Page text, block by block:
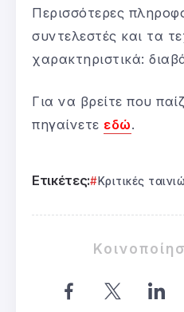
Περισσότερες
συντελεστές και τα
χαρακτηριστικά:
Για να βρείτε που
πηγαίνετε εδώ.
Ετικέτες: Κριτικές